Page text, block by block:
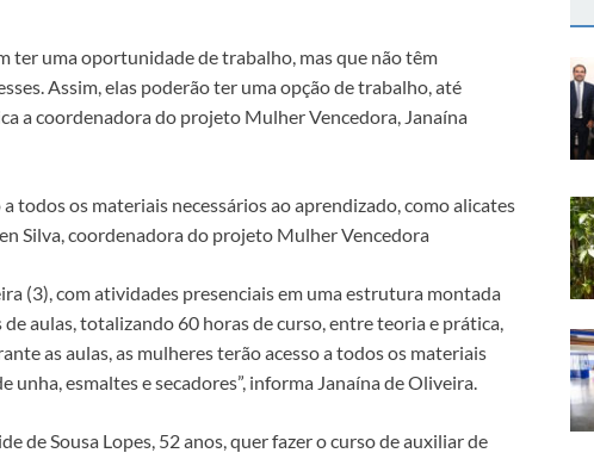
ter uma oportunidade de trabalho, mas que não têm
Assim, elas poderão ter uma opção de trabalho, até
a coordenadora do projeto Mulher Vencedora, Janaína
todos os materiais necessários ao aprendizado, como alicates
Silva, coordenadora do projeto Mulher Vencedora
(3), com atividades presenciais em uma estrutura montada
de aulas, totalizando 60 horas de curso, entre teoria e prática,
as aulas, as mulheres terão acesso a todos os materiais
unha, esmaltes e secadores”, informa Janaína de Oliveira.
de Sousa Lopes, 52 anos, quer fazer o curso de auxiliar de